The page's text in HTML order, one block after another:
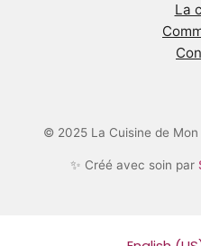
La
© 2025 La Cuisine de
✨ Créé avec soin par